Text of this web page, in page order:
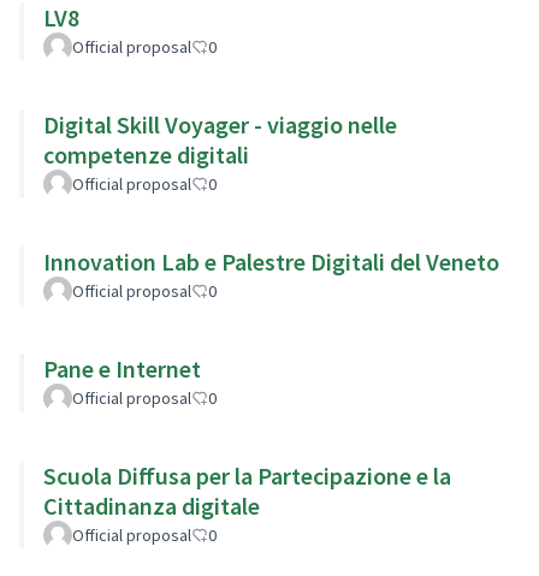
LV8
Official proposal 0
Digital Skill Voyager - viaggio nelle
competenze digitali
Official proposal 0
Innovation Lab e Palestre Digitali del Veneto
Official proposal 0
Pane e Internet
Official proposal 0
Scuola Diffusa per la Partecipazione e la
Cittadinanza digitale
Official proposal 0